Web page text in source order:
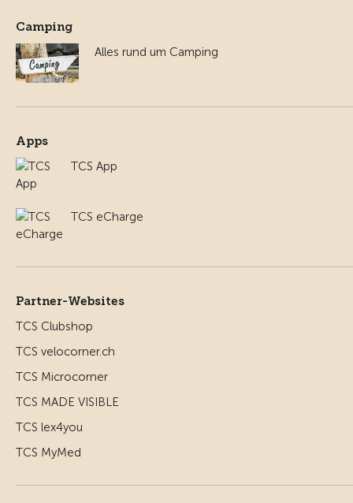
Camping
Alles rund um Camping
Apps
TCS App
TCS eCharge
Partner-Websites
TCS Clubshop
TCS velocorner.ch
TCS Microcorner
TCS MADE VISIBLE
TCS lex4you
TCS MyMed